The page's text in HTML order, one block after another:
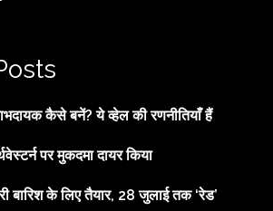
कैसे बनें? ये व्हेल की रणनीतियाँ हैं
पर मुकदमा दायर किया
बारिश के लिए तैयार, 28 जुलाई तक ‘रेड’